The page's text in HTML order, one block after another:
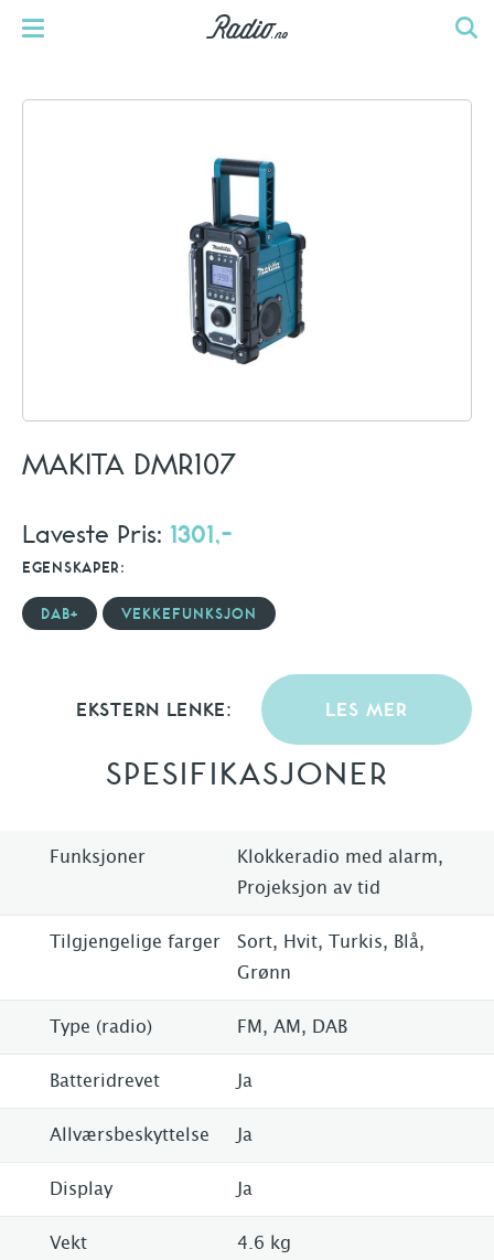
MAKITA DMR107
Laveste Pris: 1301,-
EGENSKAPER:
DAB+ VEKKEFUNKSJON
EKSTERN LENKE: LES MER
SPESIFIKASJONER
Funksjoner
Klokkeradio med alarm,
Projeksjon av tid
Tilgjengelige farger
Sort, Hvit, Turkis, Blå,
Grønn
Type (radio) FM, AM, DAB
Batteridrevet Ja
Allværsbeskyttelse Ja
Display Ja
Vekt 4.6 kg